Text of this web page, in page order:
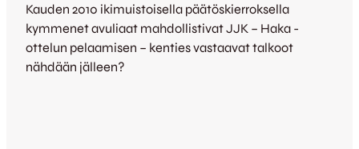
Kauden 2010 ikimuistoisella päätöskierroksella
kymmenet avuliaat mahdollistivat JJK – Haka -
ottelun pelaamisen – kenties vastaavat talkoot
nähdään jälleen?